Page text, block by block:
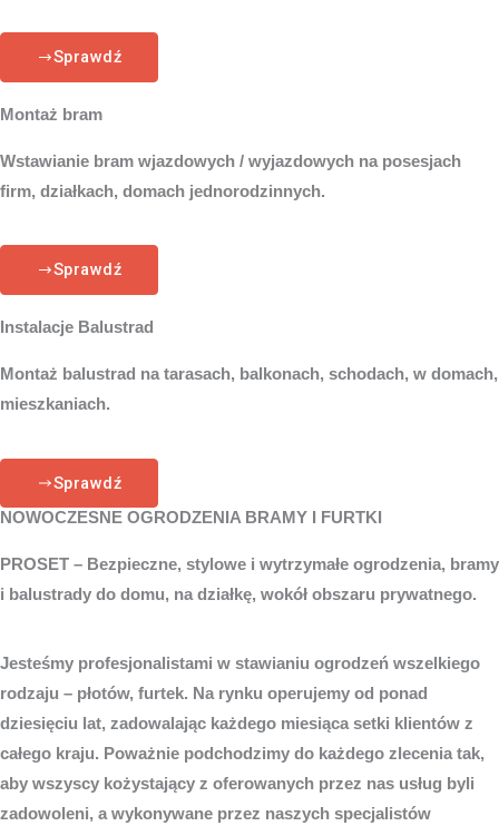
Sprawdź
Montaż bram
Wstawianie bram wjazdowych / wyjazdowych na posesjach
firm, działkach, domach jednorodzinnych.
Sprawdź
Instalacje Balustrad
Montaż balustrad na tarasach, balkonach, schodach, w domach,
mieszkaniach.
Sprawdź
NOWOCZESNE OGRODZENIA BRAMY I FURTKI
PROSET – Bezpieczne, stylowe i wytrzymałe ogrodzenia, bramy
i balustrady do domu, na działkę, wokół obszaru prywatnego.
Jesteśmy profesjonalistami w stawianiu ogrodzeń wszelkiego
rodzaju – płotów, furtek. Na rynku operujemy od ponad
dziesięciu lat, zadowalając każdego miesiąca setki klientów z
całego kraju. Poważnie podchodzimy do każdego zlecenia tak,
aby wszyscy kożystający z oferowanych przez nas usług byli
zadowoleni, a wykonywane przez naszych specjalistów